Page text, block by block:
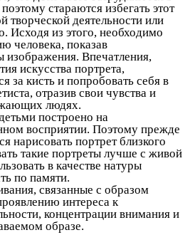
стараются избегать этот
творческой деятельности или
Исходя из этого, необходимо
человека, показав
изображения. Впечатления,
искусства портрета,
за кисть и попробовать себя в
отразив свои чувства и
людях.
построено на
восприятии. Поэтому прежде
нарисовать портрет близкого
такие портреты лучше с живой
в качестве натуры
по памяти.
связанные с образом
интереса к
концентрации внимания и
образе.